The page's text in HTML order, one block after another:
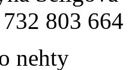
803 664
nehty